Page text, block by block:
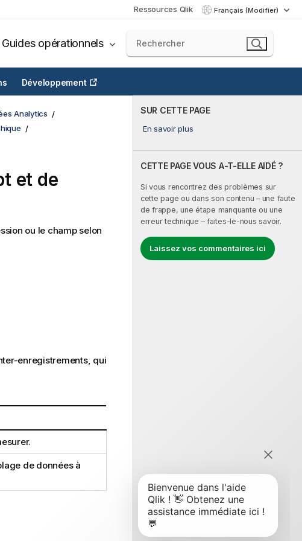
Ressources Qlik Français (Modifier)
Guides opérationnels
Développement
SUR CETTE PAGE
En savoir plus
CETTE PAGE VOUS A-T-ELLE AIDÉ ?
Si vous rencontrez des problèmes sur
cette page ou dans son contenu – une faute
de frappe, une étape manquante ou une
erreur technique – faites-le-nous savoir.
Laissez vos commentaires ici
Analytics
et de
ou le champ selon
enregistrements, qui
de données à